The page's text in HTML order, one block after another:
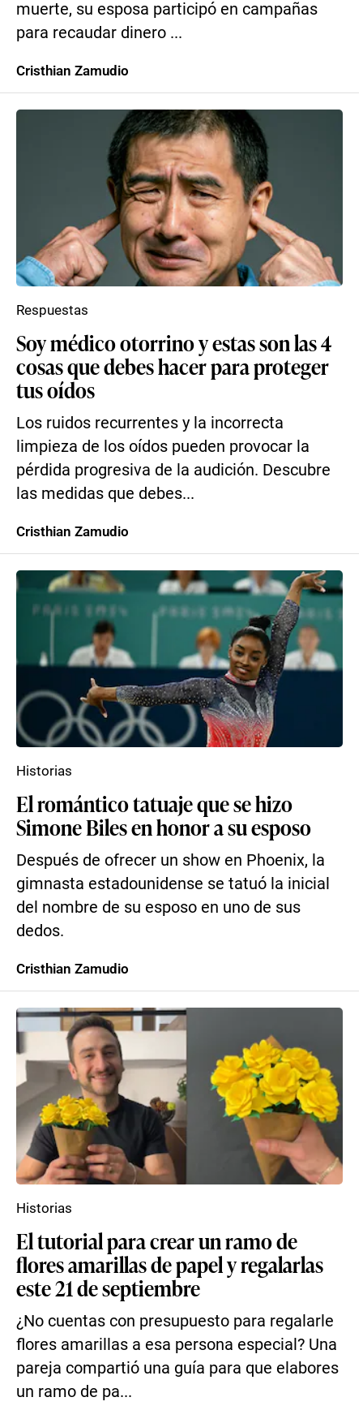
muerte, su esposa participó en campañas
para recaudar dinero ...
Cristhian Zamudio
Soy médico otorrino y estas son las 4
cosas que debes hacer para proteger
tus oídos
Los ruidos recurrentes y la incorrecta
limpieza de los oídos pueden provocar la
pérdida progresiva de la audición. Descubre
las medidas que debes...
Respuestas
Cristhian Zamudio
El romántico tatuaje que se hizo
Simone Biles en honor a su esposo
Después de ofrecer un show en Phoenix, la
gimnasta estadounidense se tatuó la inicial
del nombre de su esposo en uno de sus
dedos.
Historias
Cristhian Zamudio
El tutorial para crear un ramo de
flores amarillas de papel y regalarlas
este 21 de septiembre
¿No cuentas con presupuesto para regalarle
flores amarillas a esa persona especial? Una
pareja compartió una guía para que elabores
un ramo de pa...
Historias